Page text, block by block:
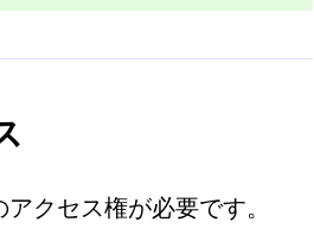
クセス権が必要です。